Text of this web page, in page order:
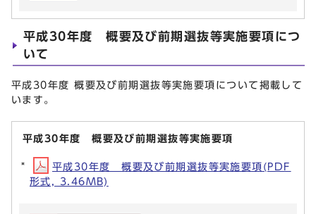
平成30年度 概要及び前期選抜等実施要項につ
いて
平成30年度 概要及び前期選抜等実施要項について掲載して
います。
平成30年度 概要及び前期選抜等実施要項
平成30年度 概要及び前期選抜等実施要項(PDF
形式, 3.46MB)